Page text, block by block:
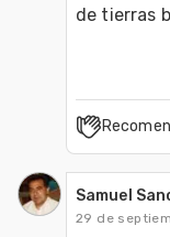
Samuel
29 de